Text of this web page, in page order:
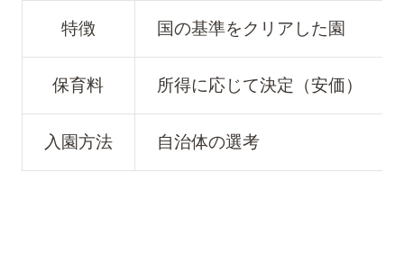
特徴 国の基準をクリアした園
保育料 所得に応じて決定（安価）
入園方法 自治体の選考